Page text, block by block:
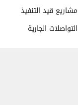
مشاريع قيد التنفيذ
التواصلات الجارية